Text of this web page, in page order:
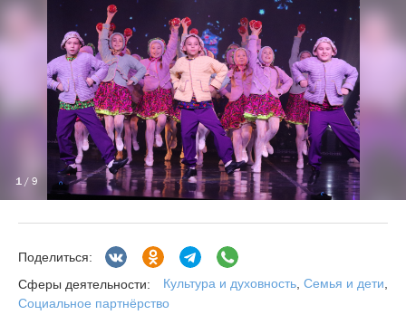
1 / 9
Поделиться:
Сферы деятельности:
Культура и духовность, Семья и дети,
Социальное партнёрство